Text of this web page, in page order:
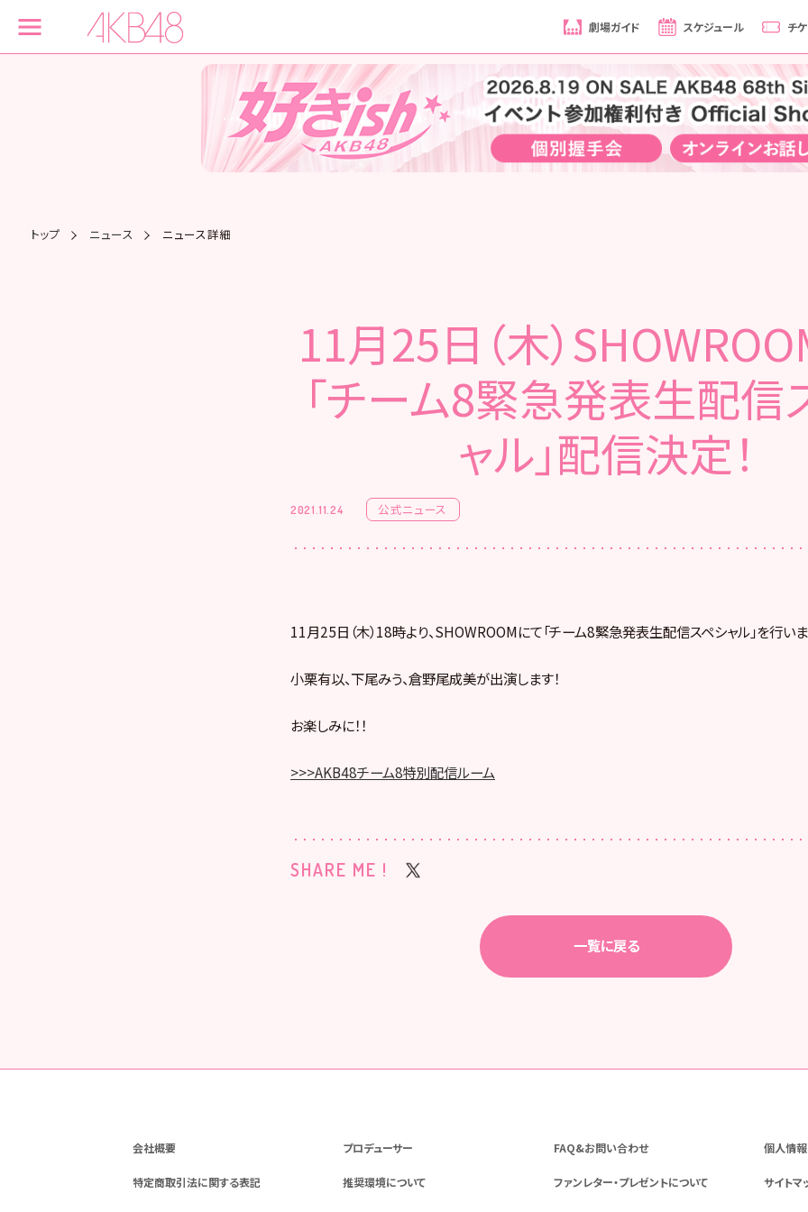
劇場ガイド スケジュール チ
トップ ニュース ニュース詳細
11月25日（木）
「チーム8緊急発表生配信
ャル」配信決定！
2021.11.24 公式ニュース
11月25日（木）18時より、SHOWROOMにて「チーム8緊急発表生配信スペシャル」を行いま
小栗有以、下尾みう、倉野尾成美が出演します！
お楽しみに！！
>>>AKB48チーム8特別配信ルーム
SHARE ME !
一覧に戻る
会社概要 プロデューサー FAQ&お問い合わせ 個人情
特定商取引法に関する表記 推奨環境について ファンレター・プレゼントについて サイトマ